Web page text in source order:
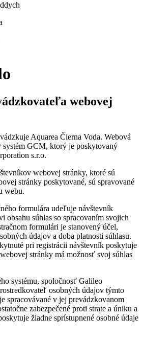
webovej
Aquarea Čierna Voda. Webová
systém GCM, ktorý je poskytovaný
s.r.o.
webovej stránky, ktoré sú
stránky poskytované, sú spravované
webu.
formulára udeľuje návštevník
obsahu súhlas so spracovaním svojich
formulári je stanovený účel,
údajov a doba platnosti súhlasu.
pri registrácii návštevník poskytuje
stránky má možnosť svoj súhlas
systému, spoločnosť Galileo
osobných údajov týmto
spracovávané v jej prevádzkovanom
zabezpečené proti strate a úniku a
žiadne sprístupnené osobné údaje